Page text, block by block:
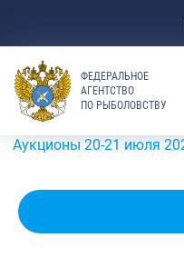
ФЕДЕРАЛЬНОЕ
АГЕНТСТВО
ПО РЫБОЛОВСТВУ
20-21 июля 2026 г.